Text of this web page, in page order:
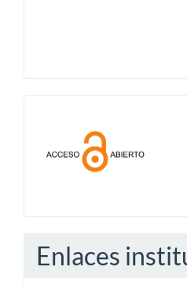
abierto
Enlaces